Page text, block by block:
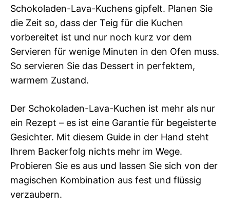
Schokoladen-Lava-Kuchens gipfelt. Planen Sie
die Zeit so, dass der Teig für die Kuchen
vorbereitet ist und nur noch kurz vor dem
Servieren für wenige Minuten in den Ofen muss.
So servieren Sie das Dessert in perfektem,
warmem Zustand.
Der Schokoladen-Lava-Kuchen ist mehr als nur
ein Rezept – es ist eine Garantie für begeisterte
Gesichter. Mit diesem Guide in der Hand steht
Ihrem Backerfolg nichts mehr im Wege.
Probieren Sie es aus und lassen Sie sich von der
magischen Kombination aus fest und flüssig
verzaubern.